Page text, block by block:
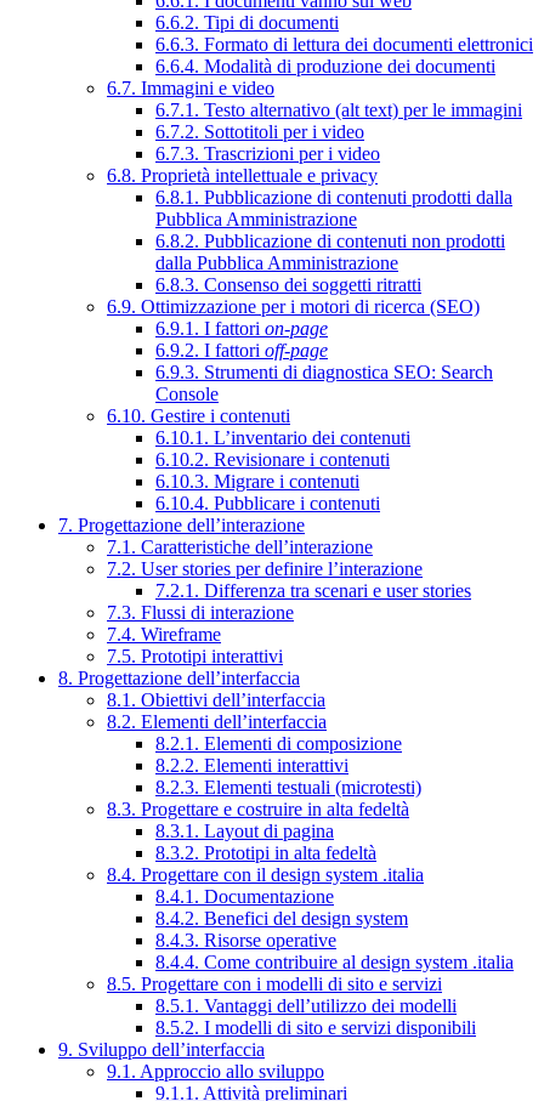
6.6.2. Tipi di documenti
6.6.3. Formato di lettura dei documenti elettronici
6.6.4. Modalità di produzione dei documenti
6.7. Immagini e video
6.7.1. Testo alternativo (alt text) per le immagini
6.7.2. Sottotitoli per i video
6.7.3. Trascrizioni per i video
6.8. Proprietà intellettuale e privacy
6.8.1. Pubblicazione di contenuti prodotti dalla
Pubblica Amministrazione
6.8.2. Pubblicazione di contenuti non prodotti
dalla Pubblica Amministrazione
6.8.3. Consenso dei soggetti ritratti
6.9. Ottimizzazione per i motori di ricerca (SEO)
6.9.1. I fattori on-page
6.9.2. I fattori off-page
6.9.3. Strumenti di diagnostica SEO: Search
Console
6.10. Gestire i contenuti
6.10.1. L’inventario dei contenuti
6.10.2. Revisionare i contenuti
6.10.3. Migrare i contenuti
6.10.4. Pubblicare i contenuti
7. Progettazione dell’interazione
7.1. Caratteristiche dell’interazione
7.2. User stories per definire l’interazione
7.2.1. Differenza tra scenari e user stories
7.3. Flussi di interazione
7.4. Wireframe
7.5. Prototipi interattivi
8. Progettazione dell’interfaccia
8.1. Obiettivi dell’interfaccia
8.2. Elementi dell’interfaccia
8.2.1. Elementi di composizione
8.2.2. Elementi interattivi
8.2.3. Elementi testuali (microtesti)
8.3. Progettare e costruire in alta fedeltà
8.3.1. Layout di pagina
8.3.2. Prototipi in alta fedeltà
8.4. Progettare con il design system .italia
8.4.1. Documentazione
8.4.2. Benefici del design system
8.4.3. Risorse operative
8.4.4. Come contribuire al design system .italia
8.5. Progettare con i modelli di sito e servizi
8.5.1. Vantaggi dell’utilizzo dei modelli
8.5.2. I modelli di sito e servizi disponibili
9. Sviluppo dell’interfaccia
9.1. Approccio allo sviluppo
9.1.1. Attività preliminari